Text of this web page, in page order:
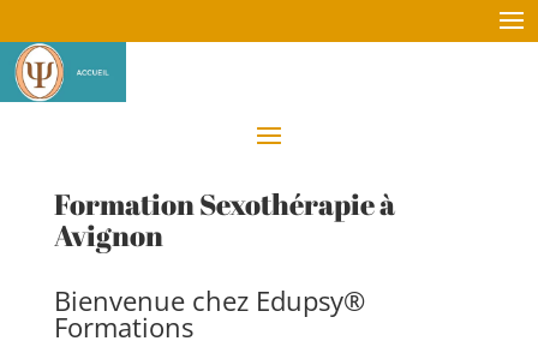
Formation Sexothérapie à
Avignon
Bienvenue chez Edupsy®
Formations